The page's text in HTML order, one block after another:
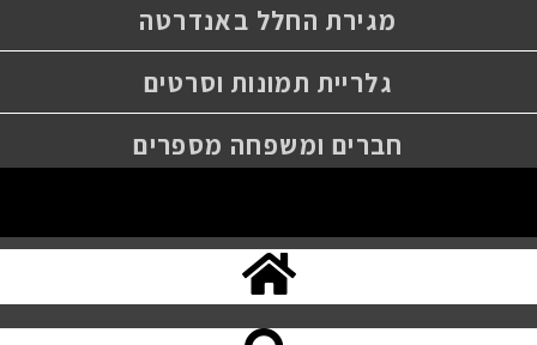
מגירת החלל באנדרטה
גלריית תמונות וסרטים
חברים ומשפחה מספרים